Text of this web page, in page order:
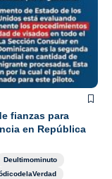
fianzas para
en República
Deultimominuto